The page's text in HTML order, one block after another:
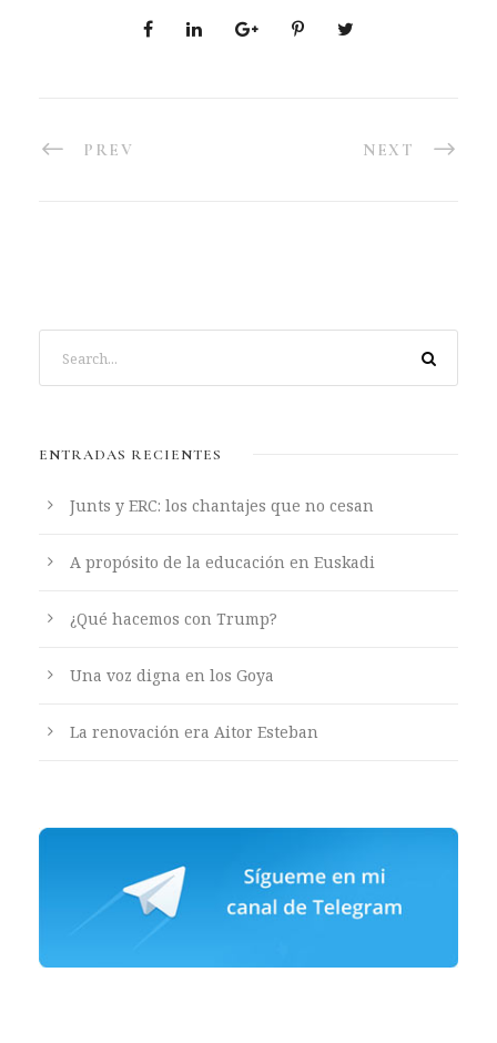
PREV NEXT
ENTRADAS RECIENTES
Junts y ERC: los chantajes que no cesan
A propósito de la educación en Euskadi
¿Qué hacemos con Trump?
Una voz digna en los Goya
La renovación era Aitor Esteban